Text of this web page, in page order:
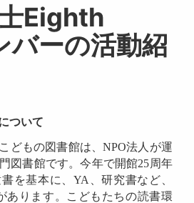
Eighth
ーの活動紹
ついて
どもの図書館は、NPO法人が運
図書館です。今年で開館25周年
を基本に、YA、研究書など、
あります。こどもたちの読書環